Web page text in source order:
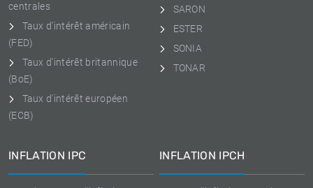
centrales
Taux d'intérêt américain
(FED)
Taux d'intérêt britannique
(BoE)
Taux d'intérêt européen
(ECB)
SARON
ESTER
SONIA
TONAR
INFLATION IPC INFLATION IPCH